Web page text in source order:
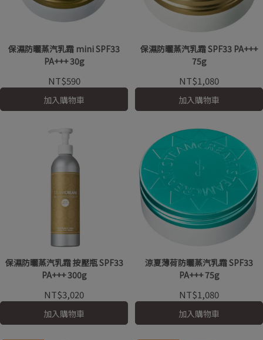
保濕防曬蒸汽乳霜 mini SPF33
PA+++ 30g
NT$590
加入購物車
保濕防曬蒸汽乳霜 SPF33 PA+++
75g
NT$1,080
加入購物車
保濕防曬蒸汽乳霜 按壓瓶 SPF33
PA+++ 300g
NT$3,020
加入購物車
涼夏薄荷防曬蒸汽乳霜 SPF33
PA+++ 75g
NT$1,080
加入購物車